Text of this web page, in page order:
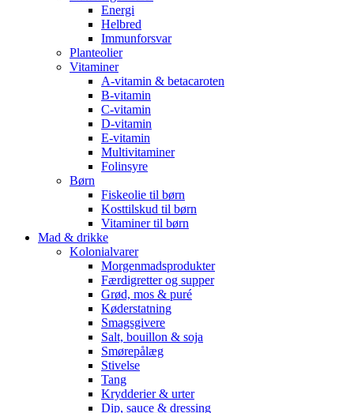
Energi
Helbred
Immunforsvar
Planteolier
Vitaminer
A-vitamin & betacaroten
B-vitamin
C-vitamin
D-vitamin
E-vitamin
Multivitaminer
Folinsyre
Børn
Fiskeolie til børn
Kosttilskud til børn
Vitaminer til børn
Mad & drikke
Kolonialvarer
Morgenmadsprodukter
Færdigretter og supper
Grød, mos & puré
Køderstatning
Smagsgivere
Salt, bouillon & soja
Smørepålæg
Stivelse
Tang
Krydderier & urter
Dip, sauce & dressing